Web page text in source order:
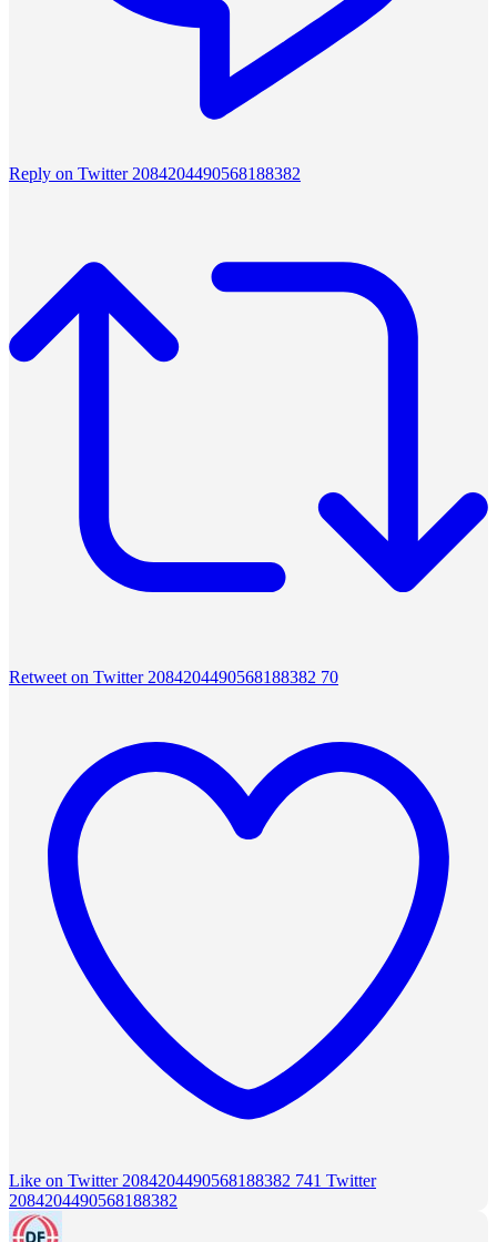
Reply on Twitter 2084204490568188382
Retweet on Twitter 2084204490568188382 70
Like on Twitter 2084204490568188382 741 Twitter
2084204490568188382